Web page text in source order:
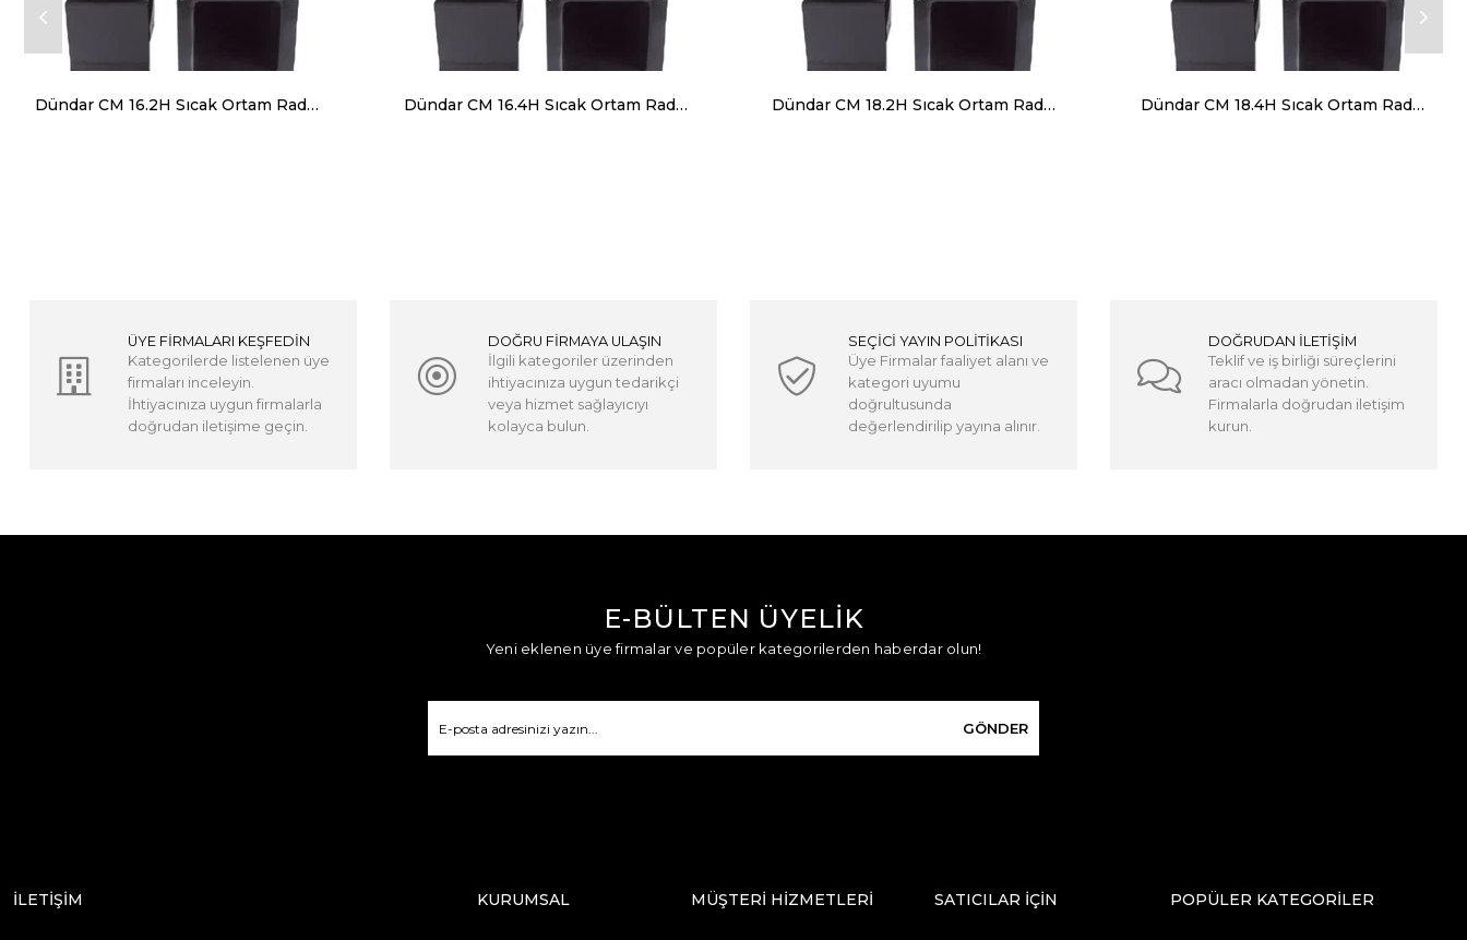
Dündar CM 16.2H Sıcak Ortam Radyal Salyangoz Fan (Monofaze) 120 Derece 1500 m³ 2700 RPM Dündar CM 16.4H Sıcak Ortam Radyal Salyangoz Fan (Monofaze) 120 Derece 750 m³ 1460 RPM Dündar CM 18.2H Sıcak Ortam Radyal Salyangoz Fan (Monofaze) 120 Derece 1625 m³ 2650 RPM Dündar CM 18.4H Sıcak Ortam Radyal Salyangoz Fan (Monofaze) 120 Derece 1000 m³ 1430 RPM
ÜYE FİRMALARI KEŞFEDİN
Kategorilerde listelenen üye
firmaları inceleyin.
İhtiyacınıza uygun firmalarla
doğrudan iletişime geçin.
DOĞRU FİRMAYA ULAŞIN
İlgili kategoriler üzerinden
ihtiyacınıza uygun tedarikçi
veya hizmet sağlayıcıyı
kolayca bulun.
SEÇİCİ YAYIN POLİTİKASI
Üye Firmalar faaliyet alanı ve
kategori uyumu
doğrultusunda
değerlendirilip yayına alınır.
DOĞRUDAN İLETİŞİM
Teklif ve iş birliği süreçlerini
aracı olmadan yönetin.
Firmalarla doğrudan iletişim
kurun.
E-BÜLTEN ÜYELİK
Yeni eklenen üye firmalar ve popüler kategorilerden haberdar olun!
GÖNDER
İLETİŞİM KURUMSAL MÜŞTERİ HİZMETLERİ SATICILAR İÇİN POPÜLER KATEGORİLER